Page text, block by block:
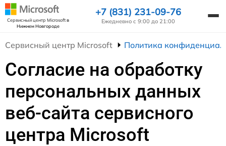
Сервисный центр Microsoftв
Нижнем Новгороде
+7 (831) 231-09-76
Ежедневно с 9:00 до 21:00
Сервисный центр Microsoft Политика
Согласие на обработку
персональных данных
веб-сайта сервисного
центра Microsoft